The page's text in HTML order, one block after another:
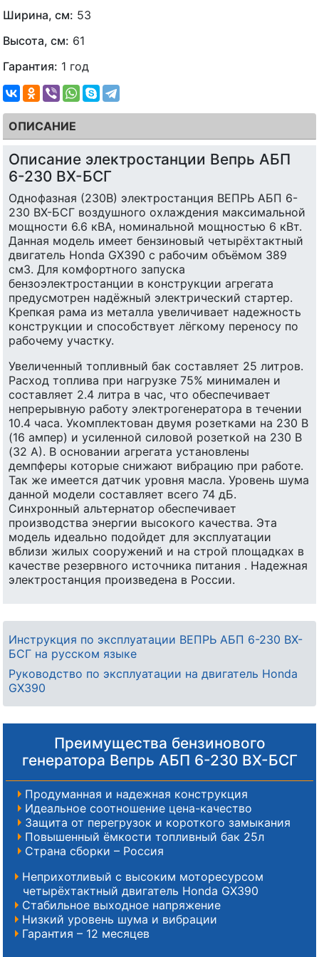
Ширина, см: 53
Высота, см: 61
Гарантия: 1 год
ОПИСАНИЕ
Описание электростанции Вепрь АБП
6-230 ВX-БСГ
Однофазная (230В) электростанция ВЕПРЬ АБП 6-
230 ВX-БСГ воздушного охлаждения максимальной
мощности 6.6 кВА, номинальной мощностью 6 кВт.
Данная модель имеет бензиновый четырёхтактный
двигатель Honda GX390 с рабочим объёмом 389
см3. Для комфортного запуска
бензоэлектростанции в конструкции агрегата
предусмотрен надёжный электрический стартер.
Крепкая рама из металла увеличивает надежность
конструкции и способствует лёгкому переносу по
рабочему участку.
Увеличенный топливный бак составляет 25 литров.
Расход топлива при нагрузке 75% минимален и
составляет 2.4 литра в час, что обеспечивает
непрерывную работу электрогенератора в течении
10.4 часа. Укомплектован двумя розетками на 230 В
(16 ампер) и усиленной силовой розеткой на 230 В
(32 А). В основании агрегата установлены
демпферы которые снижают вибрацию при работе.
Так же имеется датчик уровня масла. Уровень шума
данной модели составляет всего 74 дБ.
Синхронный альтернатор обеспечивает
производства энергии высокого качества. Эта
модель идеально подойдет для эксплуатации
вблизи жилых сооружений и на строй площадках в
качестве резервного источника питания . Надежная
электростанция произведена в России.
Инструкция по эксплуатации ВЕПРЬ АБП 6-230 ВX-
БСГ на русском языке
Руководство по эксплуатации на двигатель Honda
GX390
Преимущества бензинового
генератора Вепрь АБП 6-230 ВX-БСГ
Продуманная и надежная конструкция
Идеальное соотношение цена-качество
Защита от перегрузок и короткого замыкания
Повышенный ёмкости топливный бак 25л
Страна сборки – Россия
Неприхотливый с высоким моторесурсом
четырёхтактный двигатель Honda GX390
Стабильное выходное напряжение
Низкий уровень шума и вибрации
Гарантия – 12 месяцев